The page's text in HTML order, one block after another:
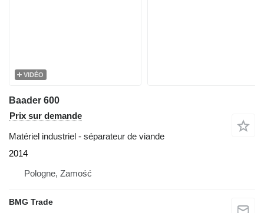
VIDÉO
Baader 600
Prix sur demande
Matériel industriel - séparateur de viande
2014
Pologne, Zamość
BMG Trade